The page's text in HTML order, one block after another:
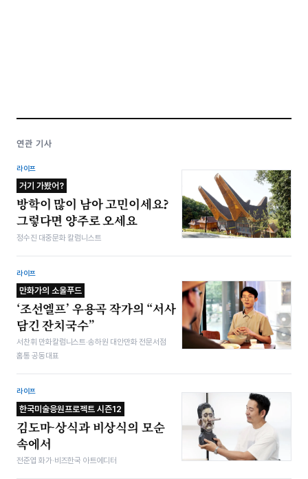
연관 기사
라이프
거기 가봤어?
방학이 많이 남아 고민이세요?
그렇다면 양주로 오세요
정수진 대중문화 칼럼니스트
라이프
만화가의 소울푸드
‘조선엘프’ 우용곡 작가의 “서사
담긴 잔치국수”
서찬휘 만화칼럼니스트·송하원 대안만화 전문서점
홈통 공동대표
라이프
한국미술응원프로젝트 시즌12
김도마-상식과 비상식의 모순
속에서
전준엽 화가·비즈한국 아트에디터